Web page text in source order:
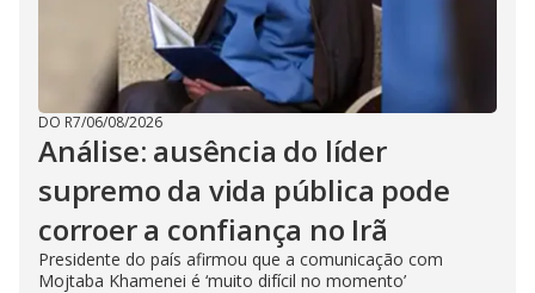
DO R7/06/08/2026
Análise: ausência do líder
supremo da vida pública pode
corroer a confiança no Irã
Presidente do país afirmou que a comunicação com
Mojtaba Khamenei é ‘muito difícil no momento’